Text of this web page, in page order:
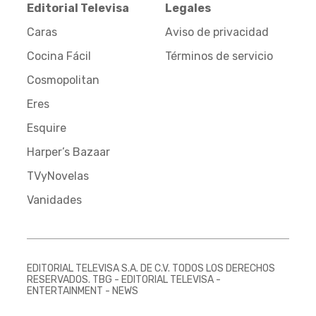
Editorial Televisa
Caras
Cocina Fácil
Cosmopolitan
Eres
Esquire
Harper’s Bazaar
TVyNovelas
Vanidades
Legales
Aviso de privacidad
Términos de servicio
EDITORIAL TELEVISA S.A. DE C.V. TODOS LOS DERECHOS
RESERVADOS. TBG - EDITORIAL TELEVISA -
ENTERTAINMENT - NEWS